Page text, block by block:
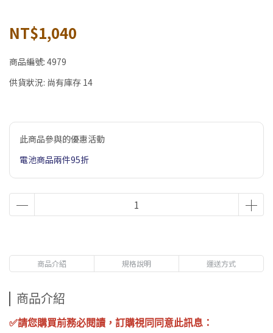
NT$1,040
商品編號: 4979
供貨狀況: 尚有庫存 14
此商品參與的優惠活動
電池商品兩件95折
商品介紹 規格說明 運送方式
商品介紹
✅請您購買前務必閱讀，訂購視同同意此訊息：